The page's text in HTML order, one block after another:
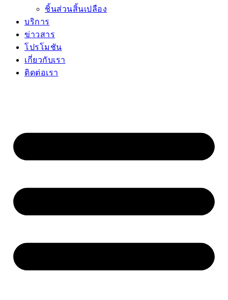
ชิ้นส่วนสิ้นเปลือง
บริการ
ข่าวสาร
โปรโมชัน
เกี่ยวกับเรา
ติดต่อเรา